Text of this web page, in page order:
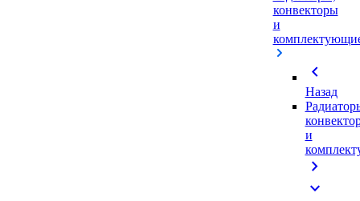
конвекторы
и
chevron_left
Назад
и
chevron_right
expand_more